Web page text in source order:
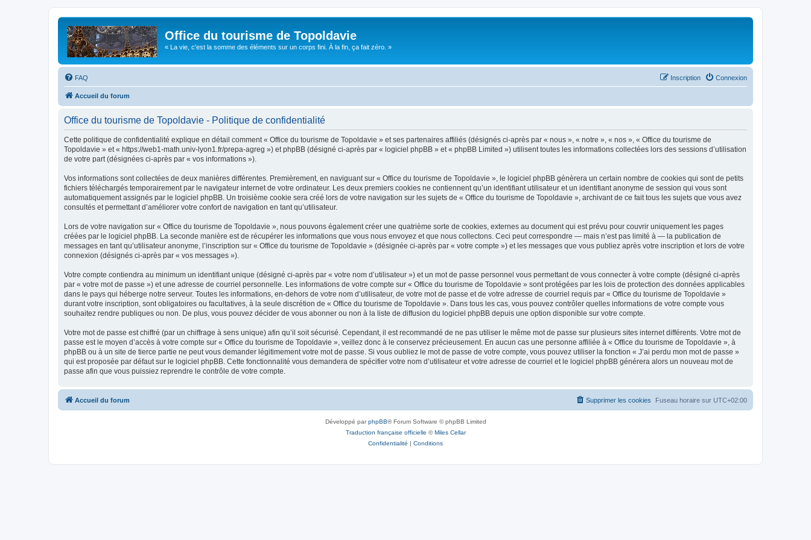
Office du tourisme de Topoldavie
« La vie, c'est la somme des éléments sur un corps fini. À la fin, ça fait zéro. »
FAQ Connexion
Inscription
Accueil du forum
Office du tourisme de Topoldavie - Politique de confidentialité
Cette politique de confidentialité explique en détail comment « Office du tourisme de Topoldavie » et ses partenaires affiliés (désignés ci-après par « nous », « notre », « nos », « Office du tourisme de
Topoldavie » et « https://web1-math.univ-lyon1.fr/prepa-agreg ») et phpBB (désigné ci-après par « logiciel phpBB » et « phpBB Limited ») utilisent toutes les informations collectées lors des sessions d’utilisation
de votre part (désignées ci-après par « vos informations »).
Vos informations sont collectées de deux manières différentes. Premièrement, en naviguant sur « Office du tourisme de Topoldavie », le logiciel phpBB génèrera un certain nombre de cookies qui sont de petits
fichiers téléchargés temporairement par le navigateur internet de votre ordinateur. Les deux premiers cookies ne contiennent qu’un identifiant utilisateur et un identifiant anonyme de session qui vous sont
automatiquement assignés par le logiciel phpBB. Un troisième cookie sera créé lors de votre navigation sur les sujets de « Office du tourisme de Topoldavie », archivant de ce fait tous les sujets que vous avez
consultés et permettant d’améliorer votre confort de navigation en tant qu’utilisateur.
Lors de votre navigation sur « Office du tourisme de Topoldavie », nous pouvons également créer une quatrième sorte de cookies, externes au document qui est prévu pour couvrir uniquement les pages
créées par le logiciel phpBB. La seconde manière est de récupérer les informations que vous nous envoyez et que nous collectons. Ceci peut correspondre — mais n’est pas limité à — la publication de
messages en tant qu’utilisateur anonyme, l’inscription sur « Office du tourisme de Topoldavie » (désignée ci-après par « votre compte ») et les messages que vous publiez après votre inscription et lors de votre
connexion (désignés ci-après par « vos messages »).
Votre compte contiendra au minimum un identifiant unique (désigné ci-après par « votre nom d’utilisateur ») et un mot de passe personnel vous permettant de vous connecter à votre compte (désigné ci-après
par « votre mot de passe ») et une adresse de courriel personnelle. Les informations de votre compte sur « Office du tourisme de Topoldavie » sont protégées par les lois de protection des données applicables
dans le pays qui héberge notre serveur. Toutes les informations, en-dehors de votre nom d’utilisateur, de votre mot de passe et de votre adresse de courriel requis par « Office du tourisme de Topoldavie »
durant votre inscription, sont obligatoires ou facultatives, à la seule discrétion de « Office du tourisme de Topoldavie ». Dans tous les cas, vous pouvez contrôler quelles informations de votre compte vous
souhaitez rendre publiques ou non. De plus, vous pouvez décider de vous abonner ou non à la liste de diffusion du logiciel phpBB depuis une option disponible sur votre compte.
Votre mot de passe est chiffré (par un chiffrage à sens unique) afin qu’il soit sécurisé. Cependant, il est recommandé de ne pas utiliser le même mot de passe sur plusieurs sites internet différents. Votre mot de
passe est le moyen d’accès à votre compte sur « Office du tourisme de Topoldavie », veillez donc à le conservez précieusement. En aucun cas une personne affiliée à « Office du tourisme de Topoldavie », à
phpBB ou à un site de tierce partie ne peut vous demander légitimement votre mot de passe. Si vous oubliez le mot de passe de votre compte, vous pouvez utiliser la fonction « J’ai perdu mon mot de passe »
qui est proposée par défaut sur le logiciel phpBB. Cette fonctionnalité vous demandera de spécifier votre nom d’utilisateur et votre adresse de courriel et le logiciel phpBB générera alors un nouveau mot de
passe afin que vous puissiez reprendre le contrôle de votre compte.
Accueil du forum Fuseau horaire sur UTC+02:00
Supprimer les cookies
Développé parphpBB® Forum Software © phpBB Limited
Traduction française officielle ©Miles Cellar
Confidentialité | Conditions